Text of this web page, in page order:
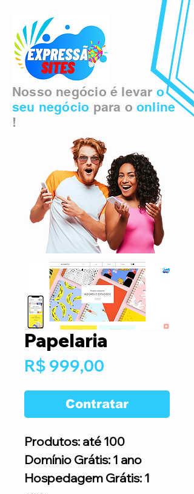
Nosso negócio é levar o
seu negócio para o online
!
Papelaria
R$ 999,00
Contratar
Produtos: até 100
Domínio Grátis: 1 ano
Hospedagem Grátis: 1